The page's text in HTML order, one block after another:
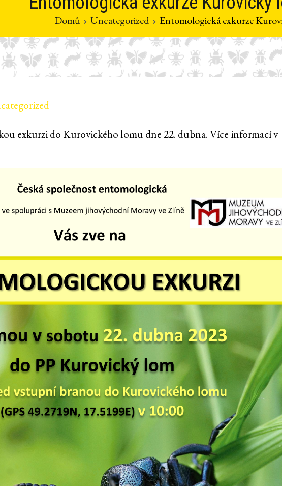
Domů Uncategorized Entomologická exkurze
exkurzi do Kurovického lomu dne 22. dubna. Více informací v